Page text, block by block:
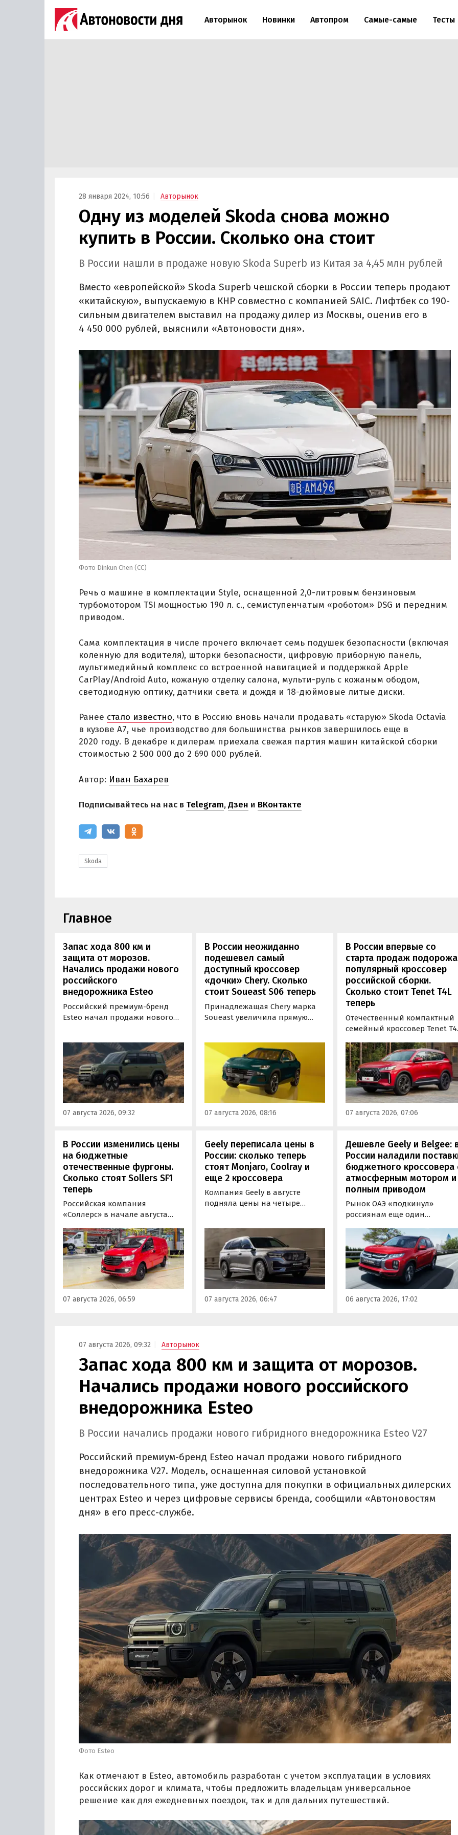
Авторынок Новинки Автопром Самые-самые Тесты
28 января 2024, 10:56 Авторынок
Одну из моделей Skoda снова можно
купить в России. Сколько она стоит
В России нашли в продаже новую Skoda Superb из Китая за 4,45 млн рублей
Вместо «европейской» Skoda Superb чешской сборки в России теперь продают
«китайскую», выпускаемую в КНР совместно с компанией SAIC. Лифтбек со 190-
сильным двигателем выставил на продажу дилер из Москвы, оценив его в
4 450 000 рублей, выяснили «Автоновости дня».
Фото Dinkun Chen (СС)
Речь о машине в комплектации Style, оснащенной 2,0-литровым бензиновым
турбомотором TSI мощностью 190 л. с., семиступенчатым «роботом» DSG и передним
приводом.
Сама комплектация в числе прочего включает семь подушек безопасности (включая
коленную для водителя), шторки безопасности, цифровую приборную панель,
мультимедийный комплекс со встроенной навигацией и поддержкой Apple
CarPlay/Android Auto, кожаную отделку салона, мульти-руль с кожаным ободом,
светодиодную оптику, датчики света и дождя и 18-дюймовые литые диски.
Ранее стало известно, что в Россию вновь начали продавать «старую» Skoda Octavia
в кузове А7, чье производство для большинства рынков завершилось еще в
2020 году. В декабре к дилерам приехала свежая партия машин китайской сборки
стоимостью 2 500 000 до 2 690 000 рублей.
Автор: Иван Бахарев
Подписывайтесь на нас в Telegram,Дзен и ВКонтакте
Skoda
Главное
Запас хода 800 км и
защита от морозов.
Начались продажи нового
российского
внедорожника Esteo
Российский премиум-бренд
Esteo начал продажи нового
установкой последовательного
типа, уже доступна для
покупки в официальных
дилерских центрах Esteo и
через цифровые сервисы
бренда, сообщили
«Автоновостям дня» в его
07 августа 2026, 09:32
В России неожиданно
подешевел самый
доступный кроссовер
«дочки» Chery. Сколько
стоит Soueast S06 теперь
Принадлежащая Chery марка
Soueast увеличила прямую
России на 100 тыс. рублей.
Теперь при его покупке можно
сэкономить рекордные 250 тыс.
рублей, узнали «Автоновости
дня» в ходе мониторинга
прайс-листов марки.
07 августа 2026, 08:16
В России впервые со
старта продаж
популярный кроссовер
российской сборки.
Сколько стоит Tenet T4L
теперь
Отечественный компактный
семейный кроссовер Tenet
На эту сумму выросла цена его
базовой комплектации, в то
время как стоимость топовой
версии осталась
выяснили «Автоновости дня»
ходе мониторинга прайс-
листов Tenet.
07 августа 2026, 07:06
В России изменились цены
на бюджетные
отечественные фургоны.
Сколько стоят Sollers SF1
теперь
Российская компания
«Соллерс» в начале августа
цельнометаллический и
грузопассажирский фургоны
Sollers SF1 на 100 тыс. рублей
(+3,9-4,7%). Об этом
«Автоновости дня» узнали в
ходе регулярного мониторинга
прайс-листов марки Sollers.
07 августа 2026, 06:59
Geely переписала цены в
России: сколько теперь
стоят Monjaro, Coolray и
еще 2 кроссовера
Компания Geely в августе
подняла цены на четыре
одной из версий, семиместный
Okavango, а также компактные
Coolray и Cityray во всех
комплектациях подорожали на
7-50 тыс. рублей, выяснили
«Автоновости дня» в ходе
мониторинга прайс-листов
07 августа 2026, 06:47
Дешевле Geely и Belgee:
России наладили
бюджетного кроссовера
атмосферным мотором и
полным приводом
Рынок ОАЭ «подкинул»
россиянам еще один
продавался в России
официально. Речь о
ASX: у дилеров в Эмиратах он
стоит примерно от 1 600 000
рублей по текущему курсу, а у
нас с учетом всех расходов
цены на него стартуют от 2 251
06 августа 2026, 17:02
07 августа 2026, 09:32 Авторынок
Запас хода 800 км и защита от морозов.
Начались продажи нового российского
внедорожника Esteo
В России начались продажи нового гибридного внедорожника Esteo V27
Российский премиум-бренд Esteo начал продажи нового гибридного
внедорожника V27. Модель, оснащенная силовой установкой
последовательного типа, уже доступна для покупки в официальных дилерских
центрах Esteo и через цифровые сервисы бренда, сообщили «Автоновостям
дня» в его пресс-службе.
Фото Esteo
Как отмечают в Esteo, автомобиль разработан с учетом эксплуатации в условиях
российских дорог и климата, чтобы предложить владельцам универсальное
решение как для ежедневных поездок, так и для дальних путешествий.